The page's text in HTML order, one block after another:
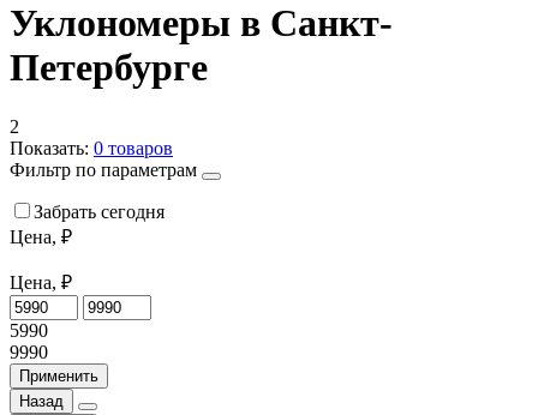
Уклономеры в Санкт-
Петербурге
2
Показать: 0 товаров
Фильтр по параметрам
Забрать сегодня
Цена, ₽
Цена, ₽
5990
9990
Применить
Назад